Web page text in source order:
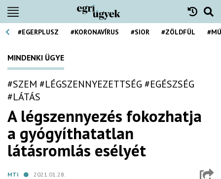
#EGERPLUSZ #KORONAVÍRUS #SIOR #ZÖLDFÜL
MINDENKI ÜGYE
#SZEM #LÉGSZENNYEZETTSÉG #EGÉSZSÉG
#LÁTÁS
A légszennyezés fokozhatja
a gyógyíthatatlan
látásromlás esélyét
MTI 2021.01.28.